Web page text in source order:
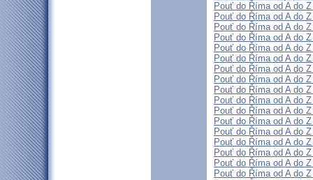
Pouť do Říma od A do
Pouť do Říma od A do
Pouť do Říma od A do
Pouť do Říma od A do
Pouť do Říma od A do
Pouť do Říma od A do
Pouť do Říma od A do
Pouť do Říma od A do
Pouť do Říma od A do
Pouť do Říma od A do
Pouť do Říma od A do
Pouť do Říma od A do
Pouť do Říma od A do
Pouť do Říma od A do
Pouť do Říma od A do
Pouť do Říma od A do
Pouť do Říma od A do